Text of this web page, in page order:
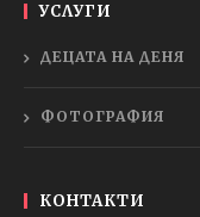
УСЛУГИ
ДЕЦАТА НА ДЕНЯ
ФОТОГРАФИЯ
КОНТАКТИ